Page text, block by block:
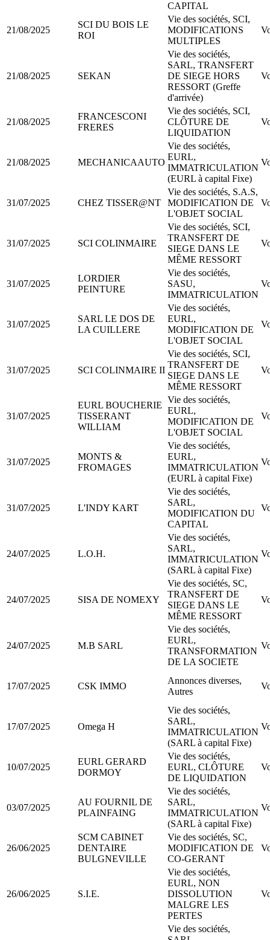
CAPITAL
21/08/2025
SCI DU BOIS LE
ROI
Vie des sociétés, SCI,
MODIFICATIONS
MULTIPLES
21/08/2025 SEKAN
Vie des sociétés,
SARL, TRANSFERT
DE SIEGE HORS
RESSORT (Greffe
d'arrivée)
21/08/2025
FRANCESCONI
FRERES
Vie des sociétés, SCI,
CLÔTURE DE
LIQUIDATION
21/08/2025 MECHANICAAUTO
Vie des sociétés,
EURL,
IMMATRICULATION
(EURL à capital Fixe)
31/07/2025 CHEZ TISSER@NT
Vie des sociétés, S.A.S,
MODIFICATION DE
L'OBJET SOCIAL
31/07/2025 SCI COLINMAIRE
Vie des sociétés, SCI,
TRANSFERT DE
SIEGE DANS LE
MÊME RESSORT
31/07/2025
LORDIER
PEINTURE
Vie des sociétés,
SASU,
IMMATRICULATION
31/07/2025
SARL LE DOS DE
LA CUILLERE
Vie des sociétés,
EURL,
MODIFICATION DE
L'OBJET SOCIAL
31/07/2025 SCI COLINMAIRE II
Vie des sociétés, SCI,
TRANSFERT DE
SIEGE DANS LE
MÊME RESSORT
31/07/2025
EURL BOUCHERIE
TISSERANT
WILLIAM
Vie des sociétés,
EURL,
MODIFICATION DE
L'OBJET SOCIAL
31/07/2025
MONTS &
FROMAGES
Vie des sociétés,
EURL,
IMMATRICULATION
(EURL à capital Fixe)
31/07/2025 L'INDY KART
Vie des sociétés,
SARL,
MODIFICATION DU
CAPITAL
24/07/2025 L.O.H.
Vie des sociétés,
SARL,
IMMATRICULATION
(SARL à capital Fixe)
24/07/2025 SISA DE NOMEXY
Vie des sociétés, SC,
TRANSFERT DE
SIEGE DANS LE
MÊME RESSORT
24/07/2025 M.B SARL
Vie des sociétés,
EURL,
TRANSFORMATION
DE LA SOCIETE
17/07/2025 CSK IMMO
Annonces diverses,
Autres
17/07/2025 Omega H
Vie des sociétés,
SARL,
IMMATRICULATION
(SARL à capital Fixe)
10/07/2025
EURL GERARD
DORMOY
Vie des sociétés,
EURL, CLÔTURE
DE LIQUIDATION
03/07/2025
AU FOURNIL DE
PLAINFAING
Vie des sociétés,
SARL,
IMMATRICULATION
(SARL à capital Fixe)
26/06/2025
SCM CABINET
DENTAIRE
BULGNEVILLE
Vie des sociétés, SC,
MODIFICATION DE
CO-GERANT
26/06/2025 S.I.E.
Vie des sociétés,
EURL, NON
DISSOLUTION
MALGRE LES
PERTES
Vie des sociétés,